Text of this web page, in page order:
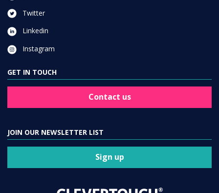
Twitter
Linkedin
Instagram
GET IN TOUCH
Contact us
JOIN OUR NEWSLETTER LIST
Sign up